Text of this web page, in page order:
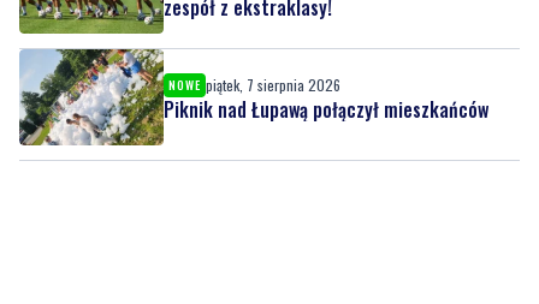
zespół z ekstraklasy!
NOWE piątek, 7 sierpnia 2026
Piknik nad Łupawą połączył mieszkańców